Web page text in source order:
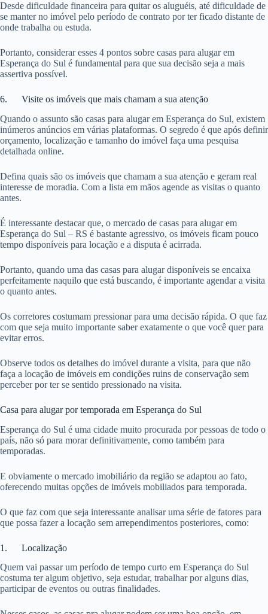
Desde dificuldade financeira para quitar os aluguéis, até dificuldade de
se manter no imóvel pelo período de contrato por ter ficado distante de
onde trabalha ou estuda.
Portanto, considerar esses 4 pontos sobre casas para alugar em
Esperança do Sul é fundamental para que sua decisão seja a mais
assertiva possível.
6. Visite os imóveis que mais chamam a sua atenção
Quando o assunto são casas para alugar em Esperança do Sul, existem
inúmeros anúncios em várias plataformas. O segredo é que após definir
orçamento, localização e tamanho do imóvel faça uma pesquisa
detalhada online.
Defina quais são os imóveis que chamam a sua atenção e geram real
interesse de moradia. Com a lista em mãos agende as visitas o quanto
antes.
É interessante destacar que, o mercado de casas para alugar em
Esperança do Sul – RS é bastante agressivo, os imóveis ficam pouco
tempo disponíveis para locação e a disputa é acirrada.
Portanto, quando uma das casas para alugar disponíveis se encaixa
perfeitamente naquilo que está buscando, é importante agendar a visita
o quanto antes.
Os corretores costumam pressionar para uma decisão rápida. O que faz
com que seja muito importante saber exatamente o que você quer para
evitar erros.
Observe todos os detalhes do imóvel durante a visita, para que não
faça a locação de imóveis em condições ruins de conservação sem
perceber por ter se sentido pressionado na visita.
Casa para alugar por temporada em Esperança do Sul
Esperança do Sul é uma cidade muito procurada por pessoas de todo o
país, não só para morar definitivamente, como também para
temporadas.
E obviamente o mercado imobiliário da região se adaptou ao fato,
oferecendo muitas opções de imóveis mobiliados para temporada.
O que faz com que seja interessante analisar uma série de fatores para
que possa fazer a locação sem arrependimentos posteriores, como:
1. Localização
Quem vai passar um período de tempo curto em Esperança do Sul
costuma ter algum objetivo, seja estudar, trabalhar por alguns dias,
participar de eventos ou outras finalidades.